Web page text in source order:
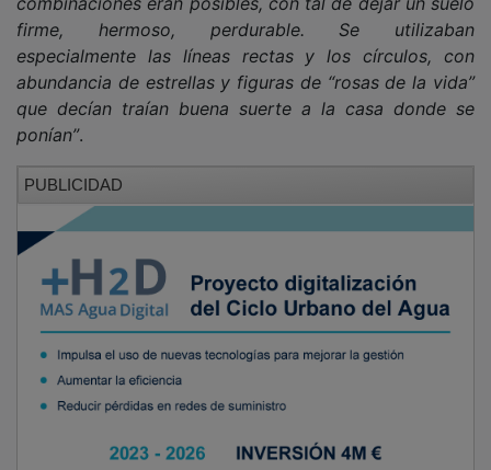
firme, hermoso, perdurable. Se utilizaban
especialmente las líneas rectas y los círculos, con
abundancia de estrellas y figuras de “rosas de la vida”
que decían traían buena suerte a la casa donde se
ponían”.